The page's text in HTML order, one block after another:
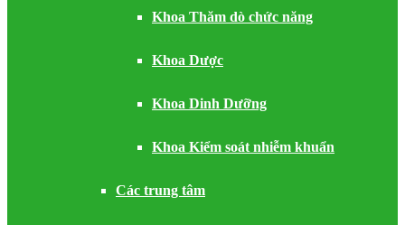
Khoa Thăm dò chức năng
Khoa Dược
Khoa Dinh Dưỡng
Khoa Kiểm soát nhiễm khuẩn
Các trung tâm